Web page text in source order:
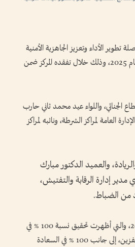
تطوير الأداء وتعزيز الجاهزية الأمنية
والعملياتية، مشيداً بالنتائج المتميزة التي حققها مركز شرطة لهباب خلال عام 2025، وذلك خلال تفقده المركز ضمن
الجنائي، واللواء عيد محمد ثاني حارب
العامة لمراكز الشرطة، ونائبه لمراكز
والعميد الدكتور مبارك
إدارة الرقابة والتفتيش،
من الضباط.
واطلع معاليه على مؤشرات الأداء والنتائج التشغيلية للمركز خلال عام 2025، والتي أظهرت تحقيق نسبة 100 % في
القضايا المرورية المعلومة، و99.6 % في التغطية الأمنية، و97 % في نسبة المحفزين، إلى جانب 100 % في السعادة